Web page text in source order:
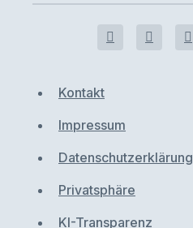
Kontakt
Impressum
Datenschutzerklärung
Privatsphäre
KI-Transparenz